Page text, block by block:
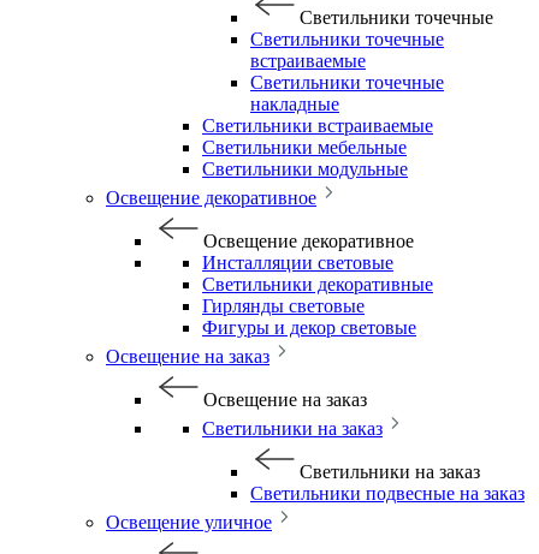
Светильники точечные
Светильники точечные
встраиваемые
Светильники точечные
накладные
Светильники встраиваемые
Светильники мебельные
Светильники модульные
Освещение декоративное
Освещение декоративное
Инсталляции световые
Светильники декоративные
Гирлянды световые
Фигуры и декор световые
Освещение на заказ
Освещение на заказ
Светильники на заказ
Светильники на заказ
Светильники подвесные на заказ
Освещение уличное